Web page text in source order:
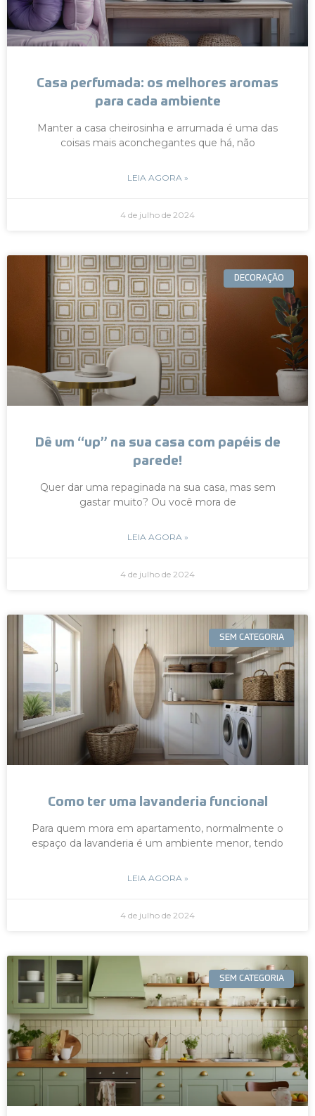
Casa perfumada: os melhores aromas
para cada ambiente
Manter a casa cheirosinha e arrumada é uma das
coisas mais aconchegantes que há, não
LEIA AGORA »
4 de julho de 2024
DECORAÇÃO
Dê um “up” na sua casa com papéis de
parede!
Quer dar uma repaginada na sua casa, mas sem
gastar muito? Ou você mora de
LEIA AGORA »
4 de julho de 2024
SEM CATEGORIA
Como ter uma lavanderia funcional
Para quem mora em apartamento, normalmente o
espaço da lavanderia é um ambiente menor, tendo
LEIA AGORA »
4 de julho de 2024
SEM CATEGORIA